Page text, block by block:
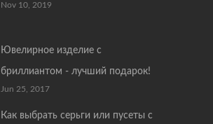
Nov 10, 2019
Ювелирное изделие с
бриллиантом - лучший подарок!
Jun 25, 2017
Как выбрать серьги или пусеты с